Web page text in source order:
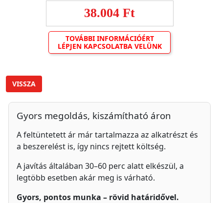
38.004 Ft
TOVÁBBI INFORMÁCIÓÉRT
LÉPJEN KAPCSOLATBA VELÜNK
VISSZA
Gyors megoldás, kiszámítható áron
A feltüntetett ár már tartalmazza az alkatrészt és
a beszerelést is, így nincs rejtett költség.
A javítás általában 30–60 perc alatt elkészül, a
legtöbb esetben akár meg is várható.
Gyors, pontos munka – rövid határidővel.